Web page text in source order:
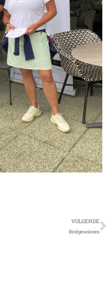
VOLGENDE
Bridgeseizoen